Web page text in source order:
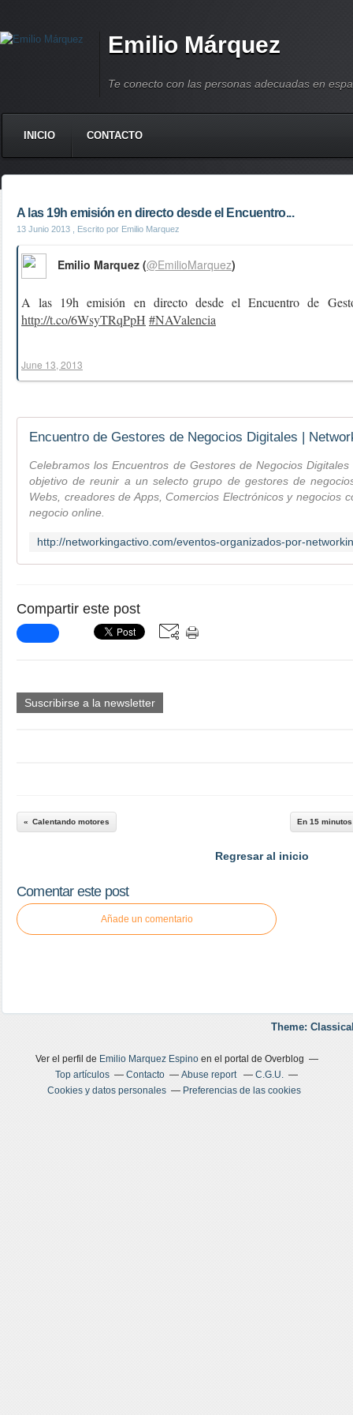
Emilio Márquez
Te conecto con las personas adecuadas en
INICIO CONTACTO
A las 19h emisión en directo desde el Encuentro...
13 Junio 2013 , Escrito por Emilio Marquez
A las 19h emisión en directo desde el Encuentro de
http://t.co/6WsyTRqPpH #NAValencia
Emilio Marquez (@EmilioMarquez)
June 13, 2013
Encuentro de Gestores de Negocios Digitales |
Celebramos los Encuentros de Gestores de Negocios
objetivo de reunir a un selecto grupo de gestores de
Webs, creadores de Apps, Comercios Electrónicos y negocios
negocio online.
Compartir este post
Suscribirse a la newsletter
Calentando motores En 15
Regresar al inicio
Comentar este post
Añade un comentario
Theme:
Ver el perfil de Emilio Marquez Espinoen el portal de Overblog
Top artículos
Contacto Abuse report
C.G.U.
Cookies y datos personales
Preferencias de las cookies